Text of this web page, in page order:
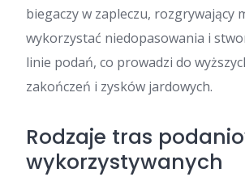
biegaczy w zapleczu, rozgrywający
wykorzystać niedopasowania i
linie podań, co prowadzi do
zakończeń i zysków jardowych.
Rodzaje tras
wykorzystywanych